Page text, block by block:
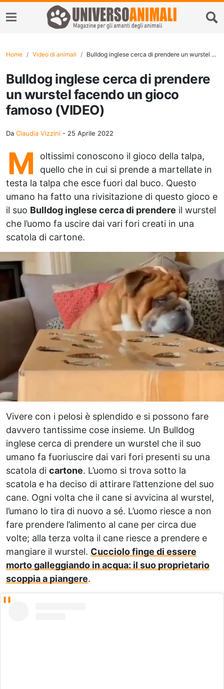
Home Video di animali Bulldog inglese cerca di prendere un wurstel facendo un gioco famoso (VIDEO)
Bulldog inglese cerca di prendere
un wurstel facendo un gioco
famoso (VIDEO)
Da Claudia Vizzini - 25 Aprile 2022
M
oltissimi conoscono il gioco della talpa,
quello che in cui si prende a martellate in
testa la talpa che esce fuori dal buco. Questo
umano ha fatto una rivisitazione di questo gioco e
il suo Bulldog inglese cerca di prendere il wurstel
che l’uomo fa uscire dai vari fori creati in una
scatola di cartone.
Vivere con i pelosi è splendido e si possono fare
davvero tantissime cose insieme. Un Bulldog
inglese cerca di prendere un wurstel che il suo
umano fa fuoriuscire dai vari fori presenti su una
scatola di cartone. L’uomo si trova sotto la
scatola e ha deciso di attirare l’attenzione del suo
cane. Ogni volta che il cane si avvicina al wurstel,
l’umano lo tira di nuovo a sé. L’uomo riesce a non
fare prendere l’alimento al cane per circa due
volte; alla terza volta il cane riesce a prendere e
mangiare il wurstel. Cucciolo finge di essere
morto galleggiando in acqua: il suo proprietario
scoppia a piangere.